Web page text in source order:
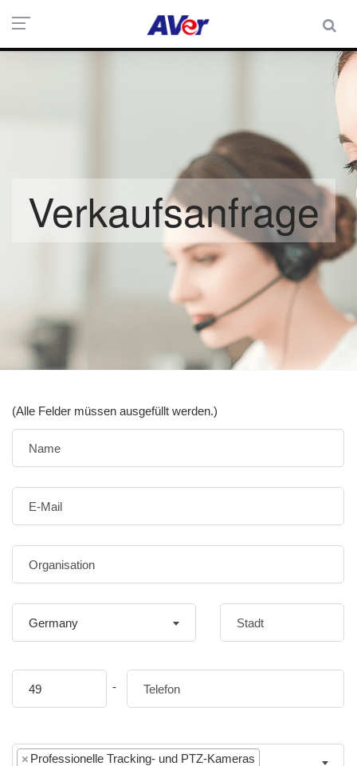
Verkaufsanfrage
(Alle Felder müssen ausgefüllt werden.)
Germany
-
× Professionelle Tracking- und PTZ-Kameras